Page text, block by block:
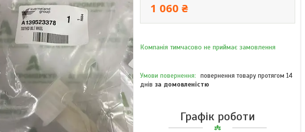
1 060 ₴
Компанія тимчасово не приймає замовлення
повернення товару протягом 14
днів за домовленістю
Графік роботи